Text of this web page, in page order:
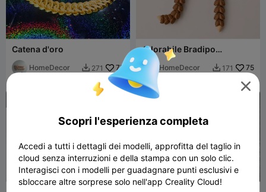
Catena d'oro
HomeDecor  271 75
Adorabile Bradipo
Flessibile Articolato
HomeDecor  171 75

Scopri l'esperienza completa
Accedi a tutti i dettagli dei modelli, approfitta del taglio in
cloud senza interruzioni e della stampa con un solo clic.
Interagisci con i modelli per guadagnare punti esclusivi e
sbloccare altre sorprese solo nell'app Creality Cloud!